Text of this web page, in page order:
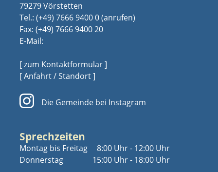
79279 Vörstetten
Tel.: (+49) 7666 9400 0
Fax: (+49) 7666 9400 20
E-Mail:
[ zum Kontaktformular ]
[ Anfahrt / Standort ]
Die Gemeinde bei Instagram
Sprechzeiten
Montag bis Freitag
Donnerstag
8:00 Uhr - 12:00 Uhr
15:00 Uhr - 18:00 Uhr